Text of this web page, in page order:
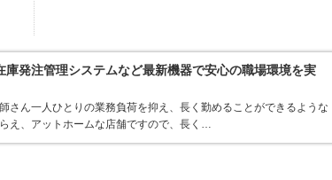
発注管理システムなど最新機器で安心の職場環境を実
さん一人ひとりの業務負荷を抑え、長く勤めることができるような
え、アットホームな店舗ですので、長く…